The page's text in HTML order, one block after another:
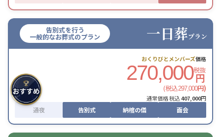
告別式を行う
一般的なお葬式のプラン 一日葬プラン
おくりびとメンバーズ価格
270,000税抜
円
(税込297,000円)
通常価格 税込407,000円
通夜 告別式 納棺の儀 面会